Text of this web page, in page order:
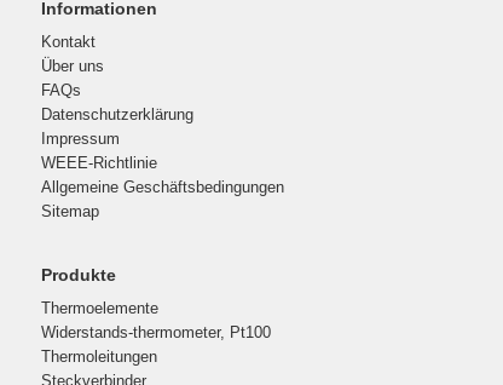
Informationen
Kontakt
Über uns
FAQs
Datenschutzerklärung
Impressum
WEEE-Richtlinie
Allgemeine Geschäftsbedingungen
Sitemap
Produkte
Thermoelemente
Widerstands-thermometer, Pt100
Thermoleitungen
Steckverbinder